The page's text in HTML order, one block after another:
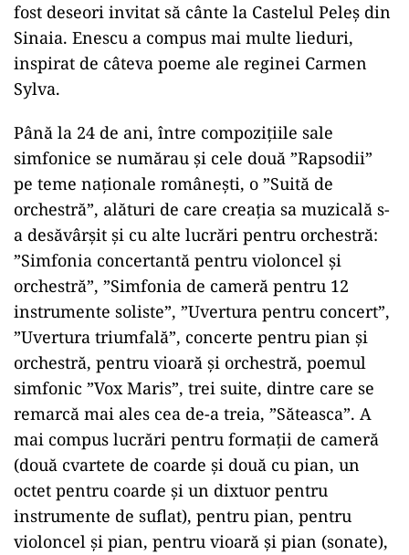
fost deseori invitat să cânte la Castelul Peleş din
Sinaia. Enescu a compus mai multe lieduri,
inspirat de câteva poeme ale reginei Carmen
Sylva.
Până la 24 de ani, între compoziţiile sale
simfonice se numărau şi cele două ”Rapsodii”
pe teme naţionale româneşti, o ”Suită de
orchestră”, alături de care creaţia sa muzicală s-
a desăvârşit şi cu alte lucrări pentru orchestră:
”Simfonia concertantă pentru violoncel şi
orchestră”, ”Simfonia de cameră pentru 12
instrumente soliste”, ”Uvertura pentru concert”,
”Uvertura triumfală”, concerte pentru pian şi
orchestră, pentru vioară şi orchestră, poemul
simfonic ”Vox Maris”, trei suite, dintre care se
remarcă mai ales cea de-a treia, ”Săteasca”. A
mai compus lucrări pentru formaţii de cameră
(două cvartete de coarde şi două cu pian, un
octet pentru coarde şi un dixtuor pentru
instrumente de suflat), pentru pian, pentru
violoncel şi pian, pentru vioară şi pian (sonate),